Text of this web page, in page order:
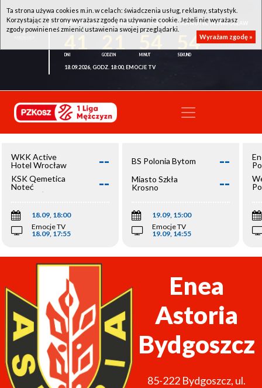
WKK ACTIVE HOTEL WROCŁAW - KSK QEMETICA NOTEĆ INOWROCŁAW
54
18.09.2026, GODZ. 18:00, EMOCJE TV
WKK Active
Hotel Wrocław
--
KSK Qemetica
Noteć
Inowrocław
--
18.09, 18:00
Emocje TV
18.09, 17:55
BS Polonia Bytom --
Miasto Szkła
Krosno
--
19.09, 15:00
Emocje TV
19.09, 14:55
Enea
Astoria
Bydgoszcz
85-222 Bydgoszcz, ul.
Ta strona używa cookies m.in. w celach: świadczenia usług, reklamy, statystyk.
Korzystając ze strony wyrażasz zgodę na używanie cookie. Jeżeli nie wyrażasz
zgody powinieneś zmienić ustawienia swojej przeglądarki.
Wyrażam zgodę »